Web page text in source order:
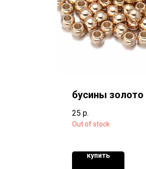
бусины золото
25 р.
Out of stock
купить